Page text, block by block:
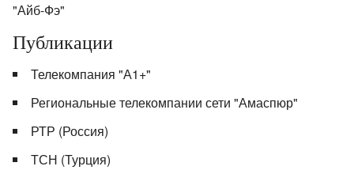
"Айб-Фэ"
Публикации
Телекомпания "А1+"
Региональные телекомпании сети "Амаспюр"
РТР (Россия)
ТСН (Турция)